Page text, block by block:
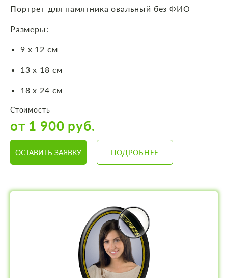
Портрет для памятника овальный без ФИО
Размеры:
9 х 12 см
13 х 18 см
18 х 24 см
Стоимость
от 1 900 руб.
ОСТАВИТЬ ЗАЯВКУ ПОДРОБНЕЕ